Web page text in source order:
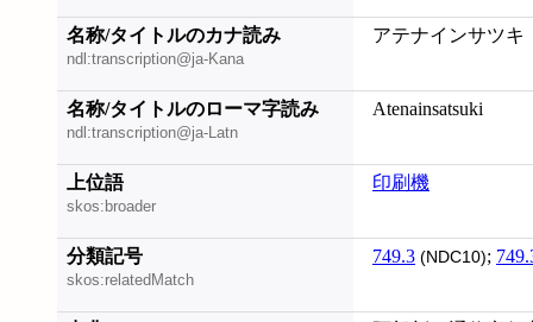
名称/タイトルのカナ読み
ndl:transcription@ja-Kana
アテナインサツキ
名称/タイトルのローマ字読み
ndl:transcription@ja-Latn
Atenainsatsuki
上位語
skos:broader
印刷機
分類記号
skos:relatedMatch
749.3 (NDC10);